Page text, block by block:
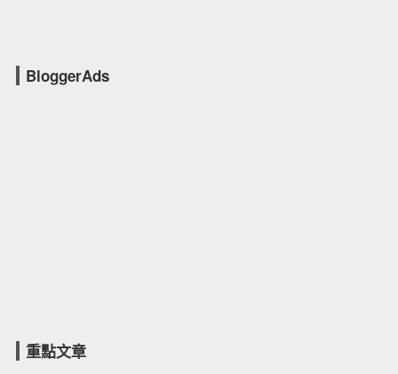
BloggerAds
重點文章